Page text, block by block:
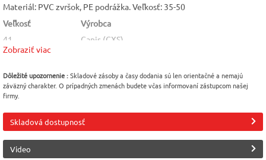
Materiál: PVC zvršok, PE podrážka. Veľkosť: 35-50
Veľkosť
41
Výrobca
Canis (CXS)
Zobraziť viac
Dôležité upozornenie :Skladové zásoby a časy dodania sú len orientačné a nemajú
záväzný charakter. O prípadných zmenách budete včas informovaní zástupcom našej
firmy.
Skladová dostupnosť
Video